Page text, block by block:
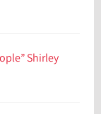
Shirley